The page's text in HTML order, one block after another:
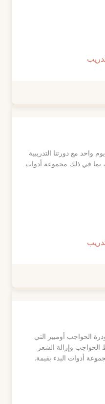
مع دورتنا التدريبية
بما في ذلك مجموعة أدوات
الحواجب أومبير التي
تخطيط الحواجب وإزالة الشعر
أدوات البدء بقيمة.